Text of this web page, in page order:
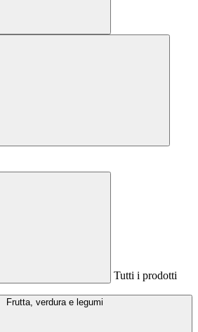
Tutti i prodotti
Frutta, verdura e legumi